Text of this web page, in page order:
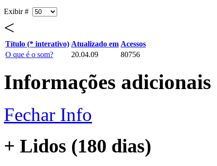
Exibir #
<
Título (* interativo) Atualizado em Acessos
O que é o som?
20.04.09 80756
Informações adicionais
Fechar Info
+ Lidos (180 dias)